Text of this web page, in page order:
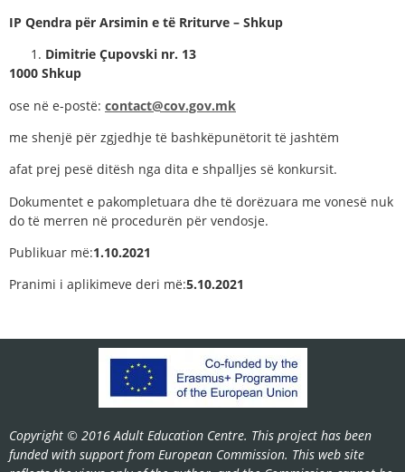
IP Qendra për Arsimin e të Rriturve – Shkup
Dimitrie Çupovski nr. 13
1000 Shkup
ose në e-postë: contact@cov.gov.mk
me shenjë për zgjedhje të bashkëpunëtorit të jashtëm
afat prej pesë ditësh nga dita e shpalljes së konkursit.
Dokumentet e pakompletuara dhe të dorëzuara me vonesë nuk
do të merren në procedurën për vendosje.
Publikuar më:1.10.2021
Pranimi i aplikimeve deri më:5.10.2021
Copyright © 2016 Adult Education Centre. This project has been
funded with support from European Commission. This web site